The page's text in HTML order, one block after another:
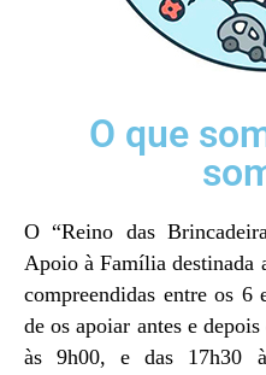
O que
O “Reino das
Apoio à Família destinada
compreendidas entre os
de os apoiar antes e
às 9h00, e das 17h30